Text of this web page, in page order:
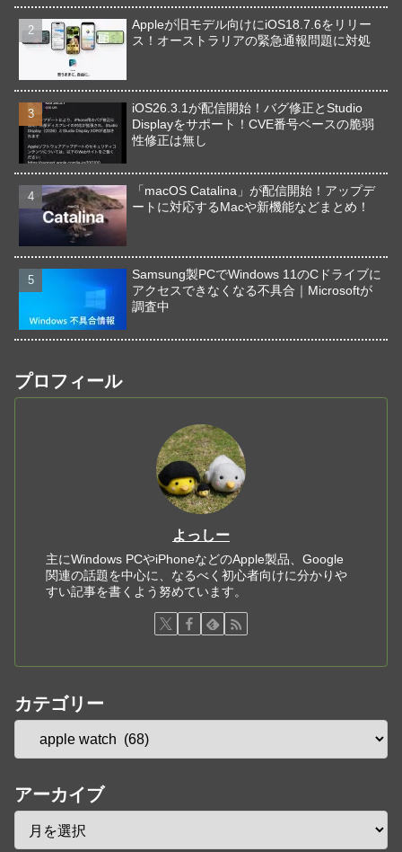
Appleが旧モデル向けにiOS18.7.6をリリー
ス！オーストラリアの緊急通報問題に対処
iOS26.3.1が配信開始！バグ修正とStudio
Displayをサポート！CVE番号ベースの脆弱
性修正は無し
「macOS Catalina」が配信開始！アップデ
ートに対応するMacや新機能などまとめ！
Samsung製PCでWindows 11のCドライブに
アクセスできなくなる不具合｜Microsoftが
調査中
プロフィール
よっしー
主にWindows PCやiPhoneなどのApple製品、Google
関連の話題を中心に、なるべく初心者向けに分かりや
すい記事を書くよう努めています。
カテゴリー
アーカイブ